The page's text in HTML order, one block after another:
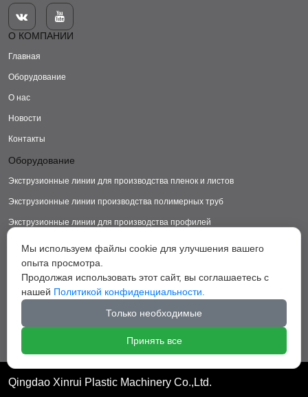


О КОМПАНИИ
Главная
Оборудование
О нас
Новости
Контакты
Оборудование
Экструзионные линии для производства пленок и листов
Экструзионные линии производства полимерных труб
Экструзионные линии для производства профилей
Экструзионные линии для производства изделий из ДПК
Экструзионные линии для производства пластиковых ковриков
Экструзионные линии для производства грануляторы
Вспомогательное оборудование
Qingdao Xinrui Plastic Machinery Co.,Ltd.
Мы используем файлы cookie для улучшения вашего
опыта просмотра.
Продолжая использовать этот сайт, вы соглашаетесь с
нашей Политикой конфиденциальности.
Только необходимые
Принять все